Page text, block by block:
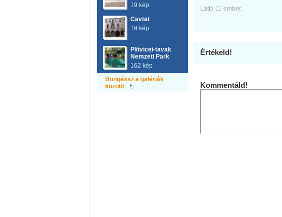
19 kép
Cavtat
19 kép
Plitvicei-tavak
Nemzeti Park
162 kép
Böngéssz a galériák
között!
Látta 11 ember.
Értékeld!
Kommentáld!